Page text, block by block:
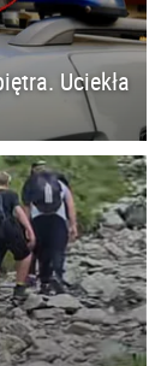
Uciekła